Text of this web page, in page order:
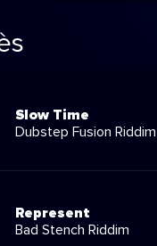
Slow Time
Dubstep Fusion Riddim
Represent
Bad Stench Riddim